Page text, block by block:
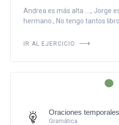
Andrea es más alta ...., Jorge
hermano., No tengo tantos libros
IR AL EJERCICIO
Oraciones
Gramática